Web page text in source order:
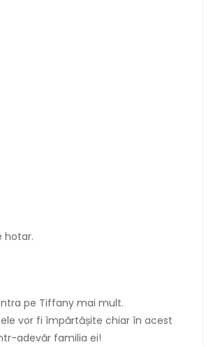
hotar.
pe Tiffany mai mult.
vor fi împărtășite chiar în acest
adevăr familia ei!